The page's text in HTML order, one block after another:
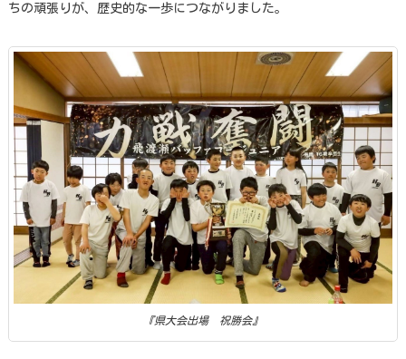
ちの頑張りが、歴史的な一歩につながりました。
『県大会出場 祝勝会』